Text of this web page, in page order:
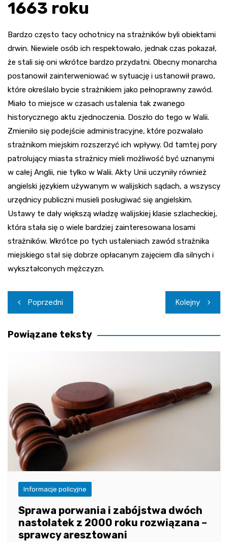
1663 roku
Bardzo często tacy ochotnicy na strażników byli obiektami
drwin. Niewiele osób ich respektowało, jednak czas pokazał,
że stali się oni wkrótce bardzo przydatni. Obecny monarcha
postanowił zainterweniować w sytuację i ustanowił prawo,
które określało bycie strażnikiem jako pełnoprawny zawód.
Miało to miejsce w czasach ustalenia tak zwanego
historycznego aktu zjednoczenia. Doszło do tego w Walii.
Zmieniło się podejście administracyjne, które pozwalało
strażnikom miejskim rozszerzyć ich wpływy. Od tamtej pory
patrolujący miasta strażnicy mieli możliwość być uznanymi
w całej Anglii, nie tylko w Walii. Akty Unii uczyniły również
angielski językiem używanym w walijskich sądach, a wszyscy
urzędnicy publiczni musieli posługiwać się angielskim.
Ustawy te dały większą władzę walijskiej klasie szlacheckiej,
która stała się o wiele bardziej zainteresowana losami
strażników. Wkrótce po tych ustaleniach zawód strażnika
miejskiego stał się dobrze opłacanym zajęciem dla silnych i
wykształconych mężczyzn.
Nawigacja
wpisu
Poprzedni Kolejny
Powiązane teksty
Informacje policyjne
Sprawa porwania i zabójstwa dwóch
nastolatek z 2000 roku rozwiązana –
sprawcy aresztowani